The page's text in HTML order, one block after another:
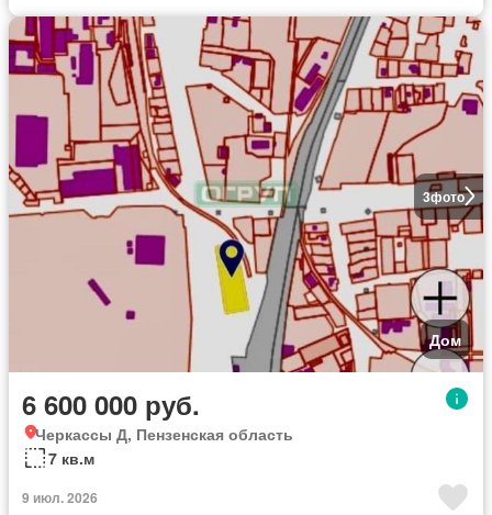
3фото
Дом
6 600 000 руб.
Черкассы Д, Пензенская область
7 кв.м
9 июл. 2026